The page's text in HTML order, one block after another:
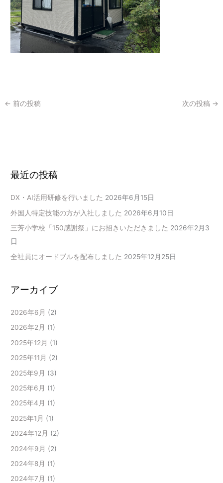
← 前の投稿 次の投稿 →
最近の投稿
DX・AI活用研修を行いました 2026年6月15日
外国人特定技能の方が入社しました 2026年6月10日
三芳小学校「150感謝祭」にお招きいただきました 2026年2月3
日
全社員にオードブルを配布しました 2025年12月25日
アーカイブ
2026年6月 (2)
2026年2月 (1)
2025年12月 (1)
2025年11月 (2)
2025年9月 (3)
2025年6月 (1)
2025年4月 (1)
2025年1月 (1)
2024年12月 (2)
2024年9月 (2)
2024年8月 (1)
2024年7月 (1)